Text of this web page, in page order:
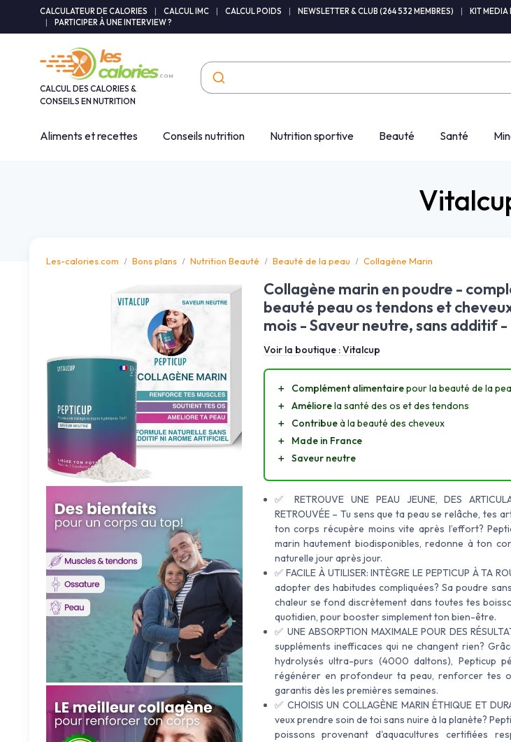
CALCULATEUR DE CALORIES CALCUL IMC CALCUL POIDS NEWSLETTER & CLUB (264 532 MEMBRES) KIT MEDIA
PARTICIPER À UNE INTERVIEW ?
CALCUL DES CALORIES &
CONSEILS EN NUTRITION
Aliments et recettes Conseils nutrition Nutrition sportive Beauté Santé
Les-calories.com Bons plans Nutrition Beauté Beauté de la peau Collagène Marin
Collagène marin en poudre -
beauté peau os tendons et
mois - Saveur neutre, sans additif
Voir la boutique :Vitalcup
＋ Complément alimentairepour la beauté de la
＋ Améliorela santé des os et des tendons
＋
Contribueà la beauté des cheveux
＋
Made in France
＋ Saveur neutre
✅ RETROUVE UNE PEAU JEUNE, DES
RETROUVÉE – Tu sens que ta peau se relâche, tes
ton corps récupère moins vite après l’effort?
marin hautement biodisponibles, redonne à ton
naturelle jour après jour.
✅ FACILE À UTILISER: INTÈGRE LE PEPTICUP À TA
adopter des habitudes compliquées? Sa poudre
chaleur se fond discrètement dans toutes tes
quotidien, pour booster simplement ton bien-être.
✅ UNE ABSORPTION MAXIMALE POUR DES
suppléments inefficaces qui ne changent rien?
hydrolysés ultra-purs (4000 daltons), Pepticup
régénérer en profondeur ta peau, renforcer tes
garantis dès les premières semaines.
✅ CHOISIS UN COLLAGÈNE MARIN ÉTHIQUE ET
veux prendre soin de toi sans nuire à la planète?
poissons provenant d'aquacultures certifiées
Panneau de gestion des cookies